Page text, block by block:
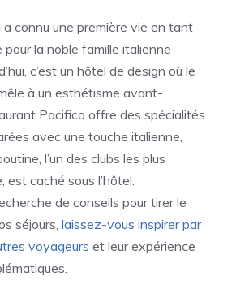
connu une première vie en tant
la noble famille italienne
c’est un hôtel de design où le
à un esthétisme avant-
Pacifico offre des spécialités
avec une touche italienne,
l’un des clubs les plus
est caché sous l’hôtel.
de conseils pour tirer le
séjours, laissez-vous inspirer par
voyageurs et leur expérience